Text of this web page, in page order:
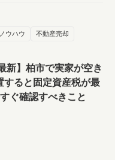
ノウハウ 不動産売却
新】柏市で実家が空き
すると固定資産税が最
ぐ確認すべきこと